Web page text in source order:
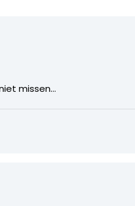
missen…